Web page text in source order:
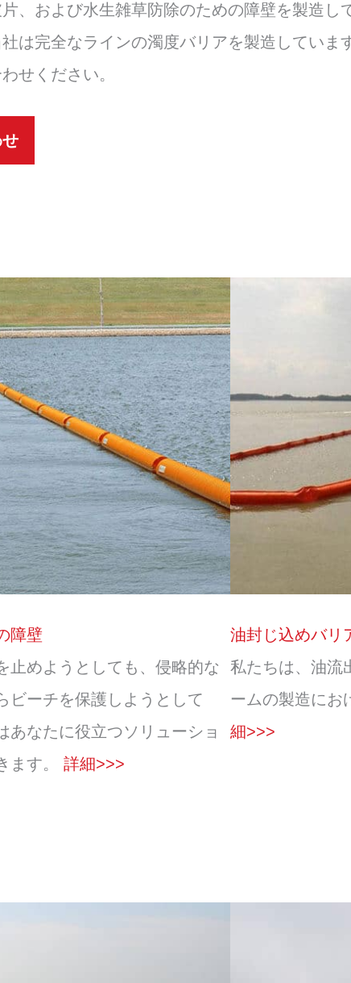
、および水生雑草防除のための障壁を製造
は完全なラインの濁度バリアを製造していま
せください。
障壁
止めようとしても、侵略的な
ビーチを保護しようとして
あなたに役立つソリューショ
ます。 詳細>>>
油封じ込めバリ
私たちは、油流
ームの製造に
細>>>